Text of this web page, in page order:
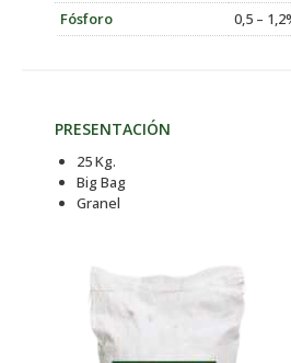
Fósforo
0,5 –
PRESENTACIÓN
25 Kg.
Big Bag
Granel